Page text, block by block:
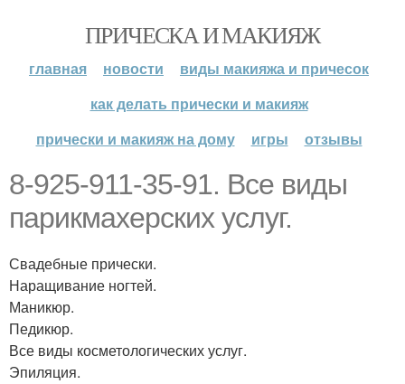
ПРИЧЕСКА И МАКИЯЖ
главная новости
виды макияжа и причесок
как делать прически и макияж
прически и макияж на дому
игры отзывы
8-925-911-35-91. Все виды
парикмахерских услуг.
Свадебные прически.
Наращивание ногтей.
Маникюр.
Педикюр.
Все виды косметологических услуг.
Эпиляция.